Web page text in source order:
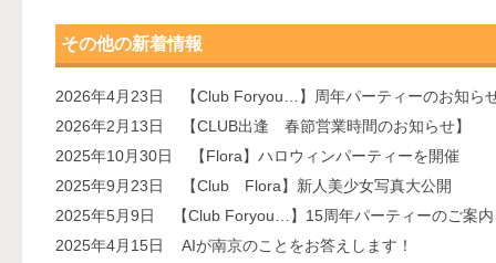
その他の新着情報
2026年4月23日
【Club Foryou…】周年パーティーのお知ら
2026年2月13日
【CLUB出逢 春節営業時間のお知らせ】
2025年10月30日
【Flora】ハロウィンパーティーを開催
2025年9月23日
【Club Flora】新人美少女写真大公開
2025年5月9日
【Club Foryou…】15周年パーティーのご案内
2025年4月15日
AIが南京のことをお答えします！